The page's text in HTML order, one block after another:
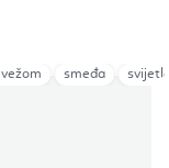
smeđa